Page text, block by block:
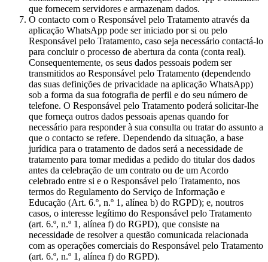
que fornecem servidores e armazenam dados.
O contacto com o Responsável pelo Tratamento através da
aplicação WhatsApp pode ser iniciado por si ou pelo
Responsável pelo Tratamento, caso seja necessário contactá-lo
para concluir o processo de abertura da conta (conta real).
Consequentemente, os seus dados pessoais podem ser
transmitidos ao Responsável pelo Tratamento (dependendo
das suas definições de privacidade na aplicação WhatsApp)
sob a forma da sua fotografia de perfil e do seu número de
telefone. O Responsável pelo Tratamento poderá solicitar-lhe
que forneça outros dados pessoais apenas quando for
necessário para responder à sua consulta ou tratar do assunto a
que o contacto se refere. Dependendo da situação, a base
jurídica para o tratamento de dados será a necessidade de
tratamento para tomar medidas a pedido do titular dos dados
antes da celebração de um contrato ou de um Acordo
celebrado entre si e o Responsável pelo Tratamento, nos
termos do Regulamento do Serviço de Informação e
Educação (Art. 6.º, n.º 1, alínea b) do RGPD); e, noutros
casos, o interesse legítimo do Responsável pelo Tratamento
(art. 6.º, n.º 1, alínea f) do RGPD), que consiste na
necessidade de resolver a questão comunicada relacionada
com as operações comerciais do Responsável pelo Tratamento
(art. 6.º, n.º 1, alínea f) do RGPD).